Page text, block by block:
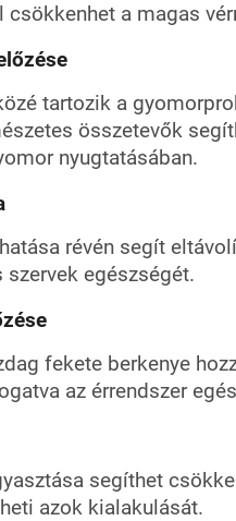
csökkenhet a magas
tartozik a
összetevők
nyugtatásában.
révén segít
egészségét.
fekete berkenye
az érrendszer
segíthet
azok kialakulását.